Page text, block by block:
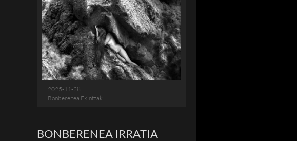
2025-11-28
Bonberenea Ekintzak
BONBERENEA IRRATIA